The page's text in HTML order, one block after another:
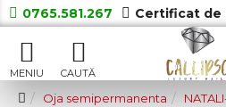
0765.581.267 Certificat
Oja semipermanenta